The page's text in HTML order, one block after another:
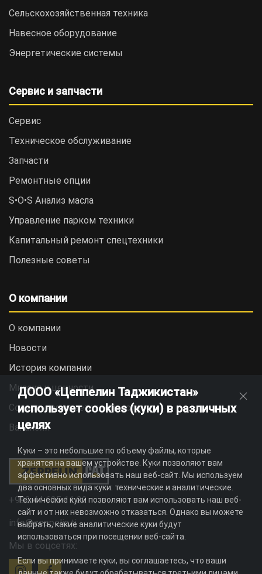
Сельскохозяйственная техника
Навесное оборудование
Энергетические системы
Сервис и запчасти
Сервис
Техническое обслуживание
Запчасти
Ремонтные опции
S•O•S Анализ масла
Управление парком техники
Капитальный ремонт спецтехники
Полезные советы
О компании
О компании
Новости
История компании
Миссия и ценности
Социальная ответственность
Вакансии
+992 44 625 11 22
info@zeppelin.tj
Мы в соцсетях:
ДООО «Цеппелин Таджикистан»
использует cookies (куки) в различных
целях
Куки – это небольшие по объему файлы, которые
хранятся на вашем устройстве. Куки позволяют вам
эффективно использовать наш веб-сайт. Мы используем
два основных вида куки: технические и аналитические.
Технические куки позволяют вам использовать наш веб-
сайт и от них невозможно отказаться. Однако вы можете
выбрать, какие аналитические куки будут
использоваться при посещении веб-сайта.
Если вы принимаете куки, вы соглашаетесь, что ваши